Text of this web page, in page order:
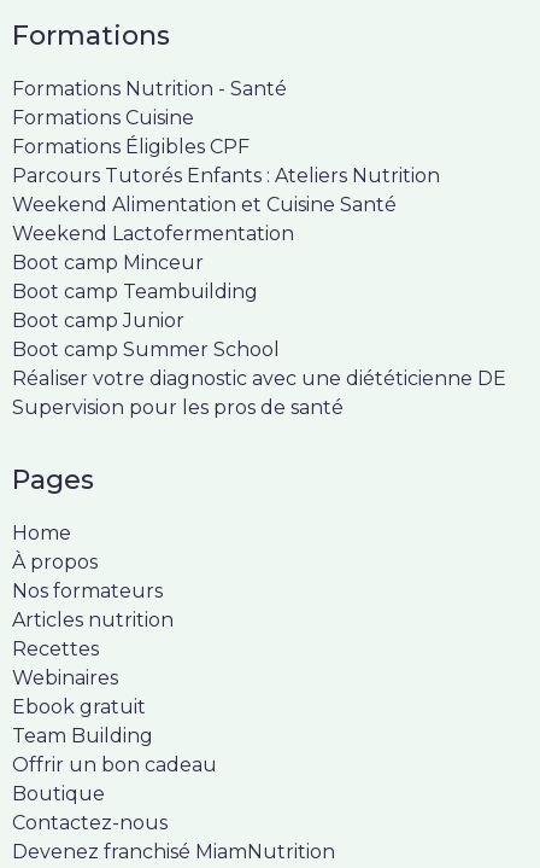
Formations
Formations Nutrition - Santé
Formations Cuisine
Formations Éligibles CPF
Parcours Tutorés Enfants : Ateliers Nutrition
Weekend Alimentation et Cuisine Santé
Weekend Lactofermentation
Boot camp Minceur
Boot camp Teambuilding
Boot camp Junior
Boot camp Summer School
Réaliser votre diagnostic avec une diététicienne DE
Supervision pour les pros de santé
Pages
Home
À propos
Nos formateurs
Articles nutrition
Recettes
Webinaires
Ebook gratuit
Team Building
Offrir un bon cadeau
Boutique
Contactez-nous
Devenez franchisé MiamNutrition